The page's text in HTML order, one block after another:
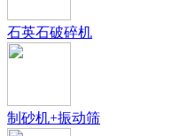
石英石破碎机
制砂机+振动筛